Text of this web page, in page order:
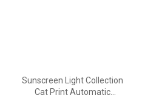
Sunscreen Light Collection
Cat Print Automatic